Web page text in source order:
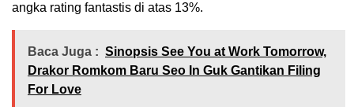
angka rating fantastis di atas 13%.
Baca Juga : Sinopsis See You at Work Tomorrow,
Drakor Romkom Baru Seo In Guk Gantikan Filing
For Love